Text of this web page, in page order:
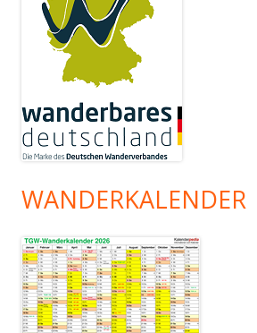
WANDERKALENDER